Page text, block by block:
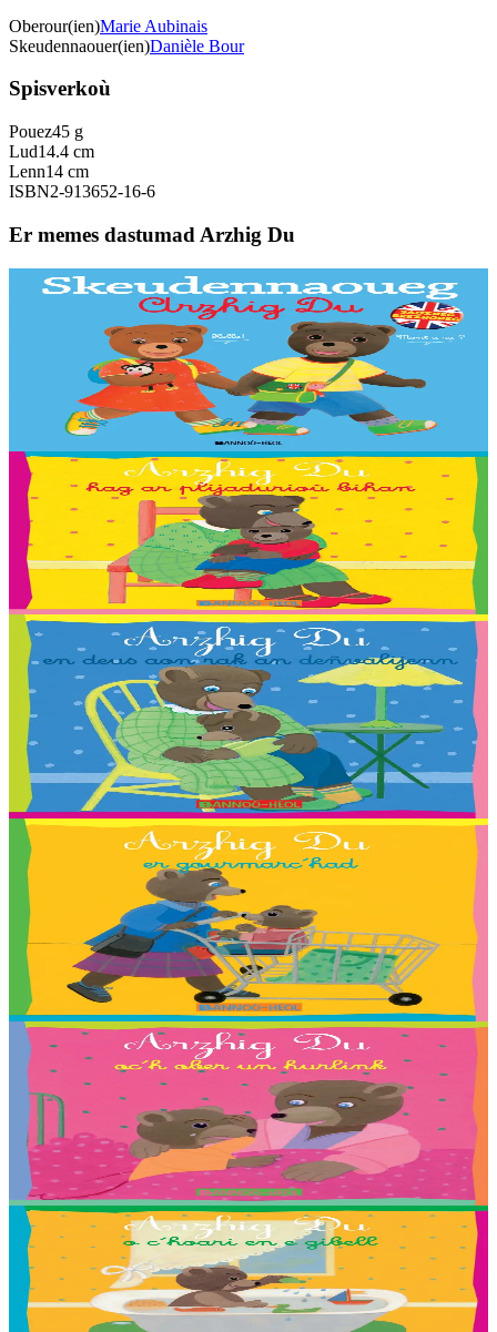
Oberour(ien)Marie Aubinais
Skeudennaouer(ien)Danièle Bour
Spisverkoù
Pouez45 g
Lud14.4 cm
Lenn14 cm
ISBN2-913652-16-6
Er memes dastumad Arzhig Du
Bannoù-heol
Skeudennaoueg brezhoneg-saozneg Arzhig Du
Ul levr-skeudennoù brav evit dizoleiñ hag envel an traoù implijet
bemdez, e saozneg hag e brezhoneg ! 250 ger skeudennaouet, 20
taolenn vras da sellet outo.
13,90 €
2 vloaz hag ouzhpenn
Bannoù-heol
Arzhig Du hag ar plijadurioù bihan
Troet gant : Malo, Sara, Loane, Thomas et Jakez-Erwan Mouton.
Er stok2,03 €
2 vloaz hag ouzhpenn
Bannoù-heol
Arzhig Du en deus aon rak an deñvalijenn
Troet gant : Antoine, Axelle, Aziliz, Corentin, Flora, Gweltaz, Igor,
Jeanne, Leora, Lucia, Marthe, Maxence, Morgan, Morgane,
Morrigan, Neven, Riwall, Salomé,...
Er stok2,03 €
2 vloaz hag ouzhpenn
Bannoù-heol
Arzhig Du er gourmarc’had
Troet gant : Adam, Angéline, Anna, Carla, Chloé, Cloé, Emma,
Enora, Erlé, Esteban, Ewen, Gwenole, Leïla, Maïna, Maïwenn,
Valentin, Youn, Yuna, Zaig ha Nadège Monfort....
Er stok2,03 €
2 vloaz hag ouzhpenn
Bannoù-heol
Arzhig Du oc’h ober un hurlink
Troet gant : Adélie, Antonin, Baptiste, Estelle, Gael, Lena, Rieulle,
Roxanne ha Steven Ollivier.
Er stok2,03 €
2 vloaz hag ouzhpenn
Bannoù-heol
Arzhig Du o c’hoari en e gibell
Troet gant : Malo, Sara, Loane, Thomas et Jakez-Erwan Mouton.